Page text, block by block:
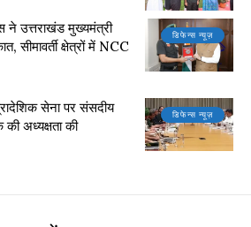
डिफेन्स न्यूज़
ने उत्तराखंड मुख्यमंत्री
सीमावर्ती क्षेत्रों में NCC
डिफेन्स न्यूज़
सेना पर संसदीय
की अध्यक्षता की